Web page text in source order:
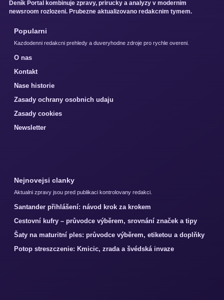
Deník Portal kombinuje zpravy, prirucky a analyzy v modernim
newsroom rozlozeni. Prubezne aktualizovano redakcnim tymem.
Popularni
Kazdodenni redakcni prehledy a duveryhodne zdroje pro rychle overeni.
O nas
Kontakt
Nase historie
Zasady ochrany osobnich udaju
Zasady cookies
Newsletter
Nejnovejsi clanky
Aktualni zpravy jsou pred publikaci kontrolovany redakci.
Santander přihlášení: návod krok za krokem
Cestovní kufry – průvodce výběrem, srovnání značek a tipy
Šaty na maturitní ples: průvodce výběrem, etiketou a doplňky
Potop streszczenie: Kmicic, zrada a švédská invaze